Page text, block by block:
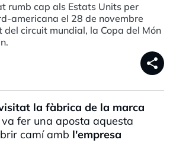
rumb cap als Estats Units per
americana el 28 de novembre
del circuit mundial, la Copa del Món
share
la fàbrica de la marca
va fer una aposta aquesta
camí amb l'empresa